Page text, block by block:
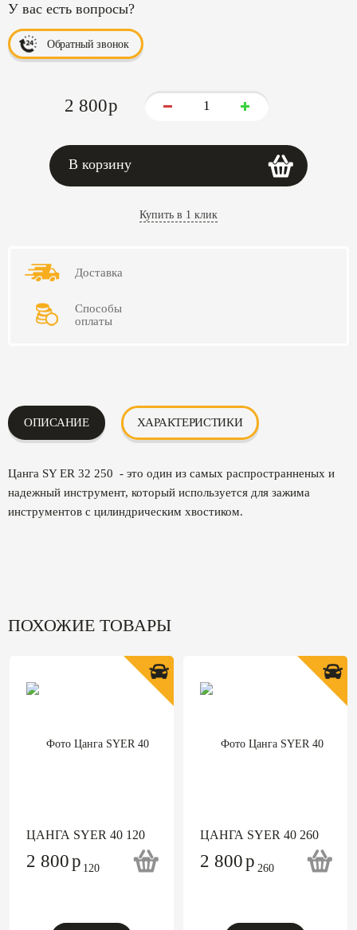
У вас есть вопросы?
Обратный звонок
2 800p
В корзину
Купить в 1 клик
Доставка
Способы
оплаты
ОПИСАНИЕ ХАРАКТЕРИСТИКИ
Цанга SY ER 32 250 - это один из самых распространненых и
надежный инструмент, который используется для зажима
инструментов с цилиндрическим хвостиком.
ПОХОЖИЕ ТОВАРЫ
ЦАНГА SYER 40 120
2 800p
ЦАНГА SYER 40 260
2 800p